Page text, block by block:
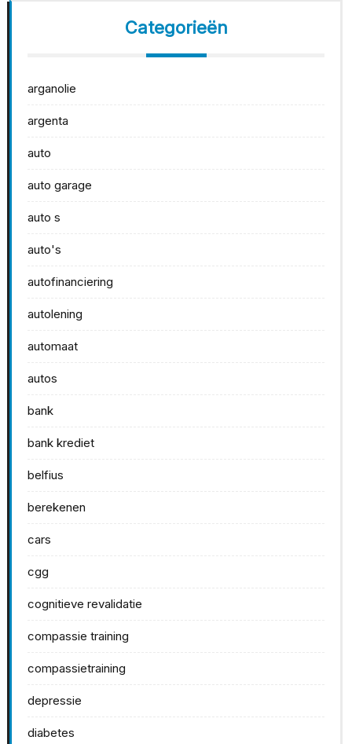
Categorieën
arganolie
argenta
auto
auto garage
auto s
auto's
autofinanciering
autolening
automaat
autos
bank
bank krediet
belfius
berekenen
cars
cgg
cognitieve revalidatie
compassie training
compassietraining
depressie
diabetes